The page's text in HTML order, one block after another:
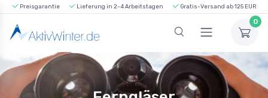
Preisgarantie Lieferung in 2-4 Arbeitstagen Gratis-Versand ab 125 EUR
0